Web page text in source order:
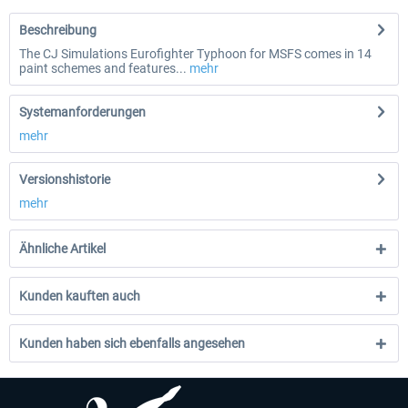
Beschreibung
The CJ Simulations Eurofighter Typhoon for MSFS comes in 14
paint schemes and features... mehr
Systemanforderungen
mehr
Versionshistorie
mehr
Ähnliche Artikel
Kunden kauften auch
Kunden haben sich ebenfalls angesehen